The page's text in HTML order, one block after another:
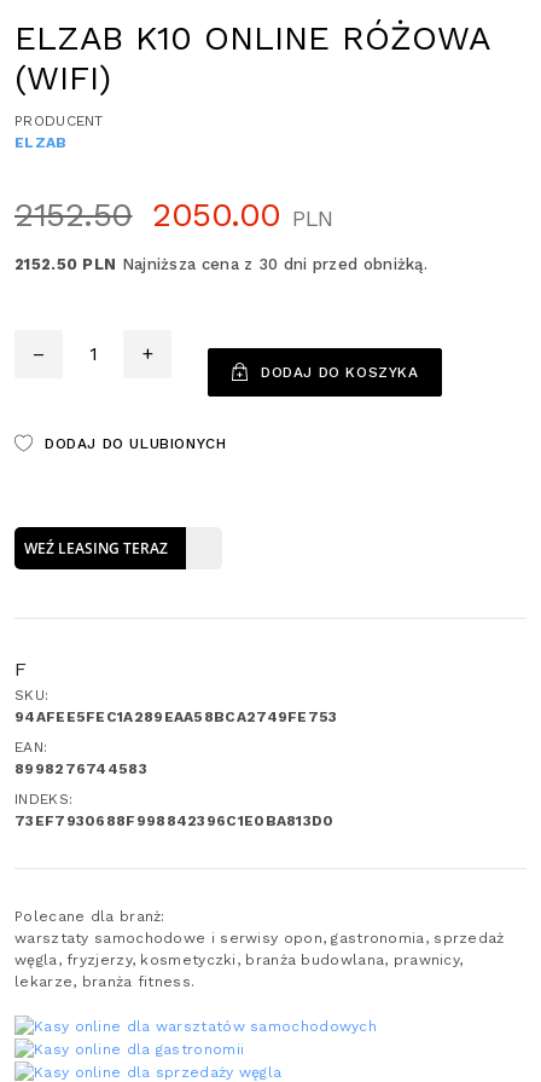
ELZAB K10 ONLINE RÓŻOWA
(WIFI)
PRODUCENT
ELZAB
2152.50 2050.00 PLN
2152.50 PLN Najniższa cena z 30 dni przed obniżką.
– +
DODAJ DO KOSZYKA
DODAJ DO ULUBIONYCH
WEŹ LEASING TERAZ
F
SKU:
94AFEE5FEC1A289EAA58BCA2749FE753
EAN:
8998276744583
INDEKS:
73EF7930688F998842396C1E0BA813D0
Polecane dla branż:
warsztaty samochodowe i serwisy opon, gastronomia, sprzedaż
węgla, fryzjerzy, kosmetyczki, branża budowlana, prawnicy,
lekarze, branża fitness.